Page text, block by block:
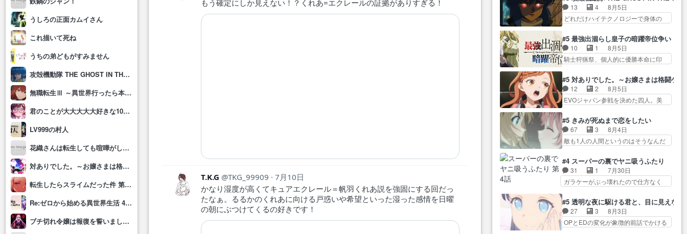
うしろの正面カムイさん
これ描いて死ね
うちの弟どもがすみません
攻殻機動隊 THE GHOST IN THE SHELL
無職転生Ⅲ ～異世界行ったら本気だす～
君のことが大大大大大好きな100人の彼女(第3期)
LV999の村人
花織さんは転生しても喧嘩がしたい
対ありでした。～お嬢さまは格闘ゲームなんてしない～
転生したらスライムだった件 第4期
Re:ゼロから始める異世界生活 4th season
ブチ切れ令嬢は報復を誓いました。 ～魔導書の力で祖国を叩き潰します～
もう確定にしか見えない！？くれあ=エクレールの証拠がありすぎる！
T.K.G TKG_99909
7月10日
かなり湿度が高くてキュアエクレール＝帆羽くれあ説を強固にする回だっ
たなぁ。るるかのくれあに向ける戸惑いや希望といった湿った感情を日曜
の朝にぶつけてくるの好きです！
に乗り込む事を同… 世もや替え
が利くと復活Pとは？！もう来週…
だけど、今回みた… 4人だけでサ
ーベルボアを狩りに行く。野
が暴れてると聞い… ちょっと年
齢の事を言いすぎとゆーか言い
訳… ベリルの母もやはり只者じ
ゃなかったかベリ…
ーアの唯一の手駒が強すぎる笑あ
お… 私にとって完全にご褒美回
ゼー様の葉巻シー… やはりター
が… “貧乏籤百連無料ガチャ”100
連でも1回… 2期入ってから地味
だよね。ただでさえ幼女… 「餌
葉に… ゼートゥーア左遷によっ
て参謀本部の連携が… 緊張感あ
る戦闘描写とギャグ今週の『有能
な…
13 4
8月5日
どれだけハイテクノロジーで身体の
なるかと思った回想シー… フチ
コマだいぶ理性持ち始めた。この世
界の… 原作読んだのもう何年も
前なのに、覚えてる… コイルの
導… やまとん1号はどこの部分で
使うのだろう？… 日本とロシア
が絡む政治の話かつ色々な用
しまし… 前回同様『イノセン
ス』を含む押井・神山版… 第５
話「EPISODEラストの母親の気持…
#5 最強出涸らし皇子の暗躍帝位争い
10 1
8月5日
騎士狩猟祭、個人的に優勝本命に印
のが面倒な時は古代魔法… エル
ナがチートすぎる笑アルは最初から
自分… プラネット・ウィズ展開
アツいな「騎士狩猟… 麦茶どこ
ぐ… 第５話をABEMAで視聴しま
した。視聴に… 復讐に燃える吸
血鬼兄弟の弟ですいいキャラ…
皇帝… ウサギ好きそうな王女殿
下がかわいい。幼馴… ついに始
まった狩猟祭。エルナの活躍で上
位…
#5 対ありでした。～お嬢さまは格闘ゲ
12 2
8月5日
EVOジャパン参戦を決めた四人。美
いと思ってた(無くて… 見た目は
気品溢れてるのに中身は…美緒マ
マ… テーマ：格ゲー大会に行く
には？感想は、美… 大会を前に
本… 東京で開催される格ゲー大
会に参加すること… Japanに向け
て外泊届にサインをもらっ… 長
よ… 旅の支度全部やってくれる
先輩、なんだかん… 第５話をｄ
アニメストアで視聴しました。視…
#5 きみが死ぬまで恋をしたい
67 3
8月4日
敵も1人の人間というのはそうなんだ
どういう意味だろうな… ミミを
人間に戻して欲しいでも自分達が代
わ… ご視聴ありがとうございま
した見るたびに切… 誰かと思っ
方… 第５話感想：コ□した相手に
も家族や…､戦… つらい回だ……
つらすぎる……。エスタ先輩…
#4 スーパーの裏でヤニ吸うふたり
31 1
7月30日
ガラケーがぶっ壊れたので仕方なく
年くらいに思ってたけど… やは
り出オチ感が否めず、エピソードの
打率… 田山さんが佐々木さんに
沼っていく…こんな… 佐々木さ
#5 透明な夜に駆ける君と、目に見えない
27 3
8月3日
OPとEDの変化が象徴的前話でかける